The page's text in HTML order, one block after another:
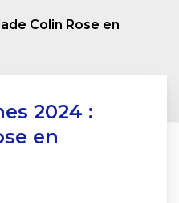
Colin Rose en
2024 :
en